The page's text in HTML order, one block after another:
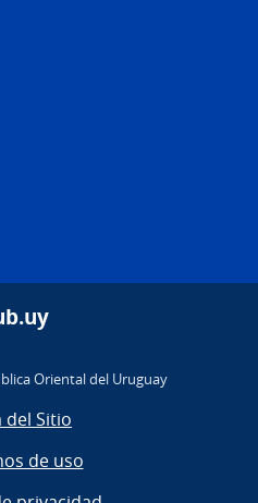
Oriental del Uruguay
del Sitio
de uso